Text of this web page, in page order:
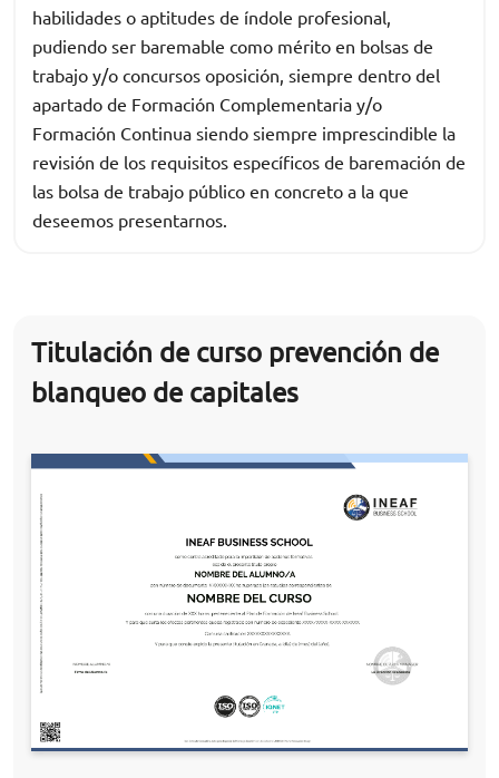
habilidades o aptitudes de índole profesional,
pudiendo ser baremable como mérito en bolsas de
trabajo y/o concursos oposición, siempre dentro del
apartado de Formación Complementaria y/o
Formación Continua siendo siempre imprescindible la
revisión de los requisitos específicos de baremación de
las bolsa de trabajo público en concreto a la que
deseemos presentarnos.
Titulación de curso prevención de
blanqueo de capitales